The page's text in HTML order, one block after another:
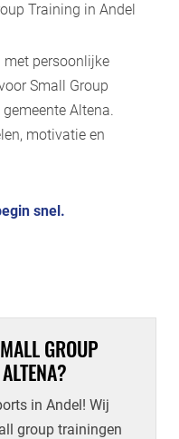
Training in Andel
met persoonlijke
Small Group
Altena.
motivatie en
snel.
GROUP
in Andel! Wij
group trainingen